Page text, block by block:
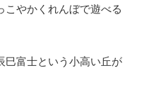
こやかくれんぼで遊べる
巳富士という小高い丘が